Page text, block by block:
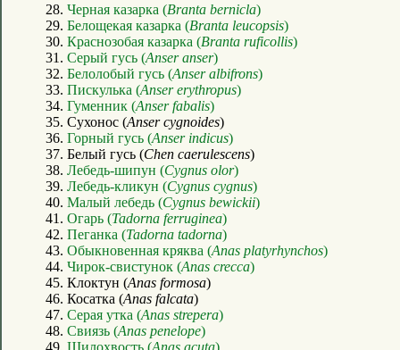
28. Черная казарка (Branta bernicla)
29. Белощекая казарка (Branta leucopsis)
30. Краснозобая казарка (Branta ruficollis)
31. Серый гусь (Anser anser)
32. Белолобый гусь (Anser albifrons)
33. Пискулька (Anser erythropus)
34. Гуменник (Anser fabalis)
35. Сухонос (Anser cygnoides)
36. Горный гусь (Anser indicus)
37. Белый гусь (Chen caerulescens)
38. Лебедь-шипун (Cygnus olor)
39. Лебедь-кликун (Cygnus cygnus)
40. Малый лебедь (Cygnus bewickii)
41. Огарь (Tadorna ferruginea)
42. Пеганка (Tadorna tadorna)
43. Обыкновенная кряква (Anas platyrhynchos)
44. Чирок-свистунок (Anas crecca)
45. Клоктун (Anas formosa)
46. Косатка (Anas falcata)
47. Серая утка (Anas strepera)
48. Свиязь (Anas penelope)
49. Шилохвость (Anas acuta)